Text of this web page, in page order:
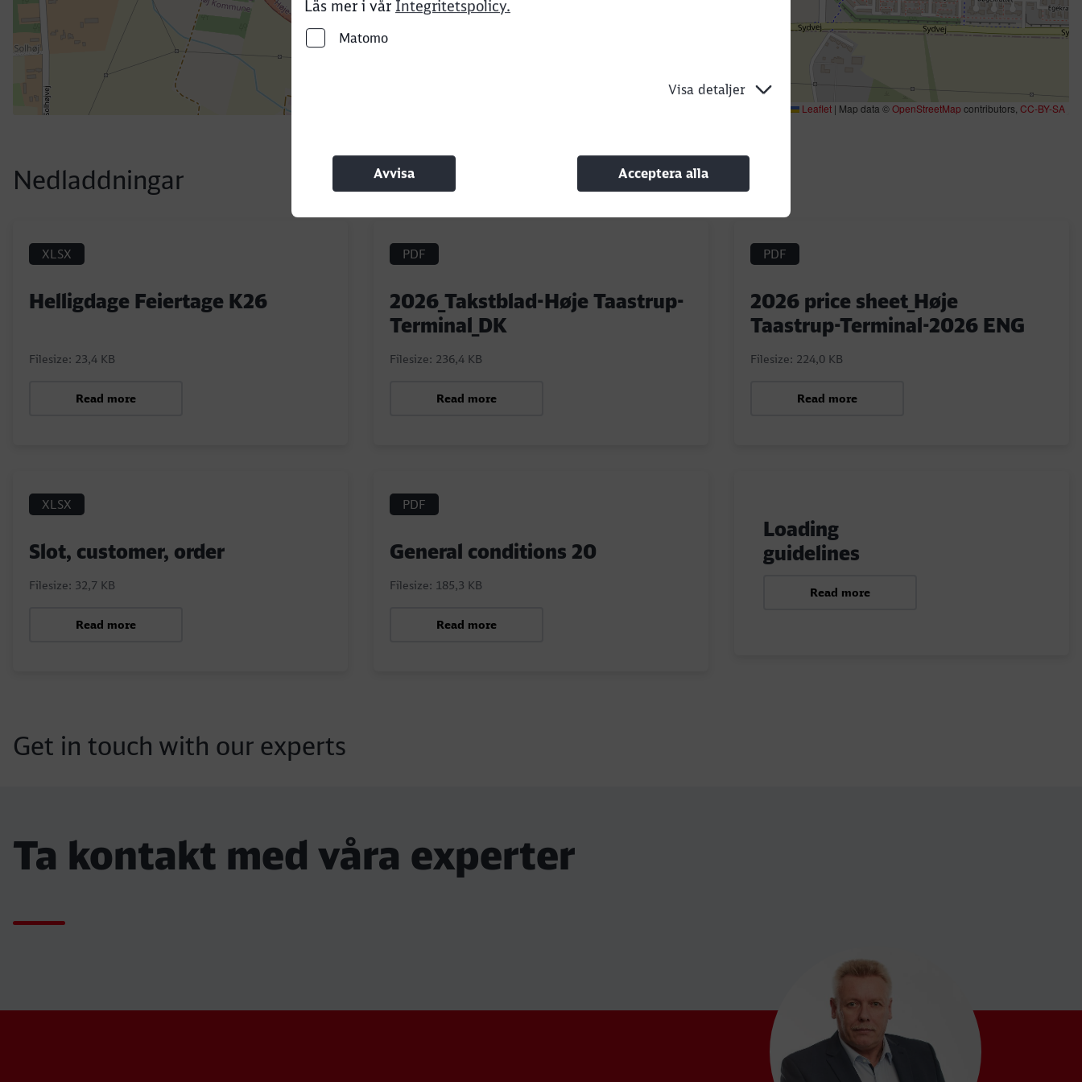
Läs mer i vår Integritetspolicy.
Matomo
Visa detaljer
Avvisa Acceptera alla
Leaflet | Map data ©OpenStreetMap contributors, CC-BY-SA
Nedladdningar
XLSX
Helligdage Feiertage K26
Filesize: 23,4 KB
Read more
PDF
2026_Takstblad-Høje Taastrup-
Terminal_DK
Filesize: 236,4 KB
Read more
PDF
2026 price sheet_Høje
Taastrup-Terminal-2026 ENG
Filesize: 224,0 KB
Read more
XLSX
Slot, customer, order
Filesize: 32,7 KB
Read more
PDF
General conditions 20
Filesize: 185,3 KB
Read more
Loading
guidelines
Read more
Get in touch with our experts
Ta kontakt med våra experter